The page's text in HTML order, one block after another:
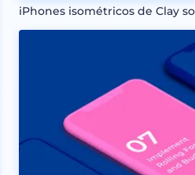
iPhones isométricos de Clay